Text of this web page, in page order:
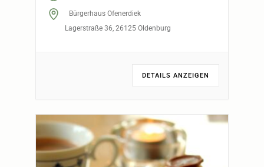
Bürgerhaus Ofenerdiek
Lagerstraße 36, 26125 Oldenburg
DETAILS ANZEIGEN